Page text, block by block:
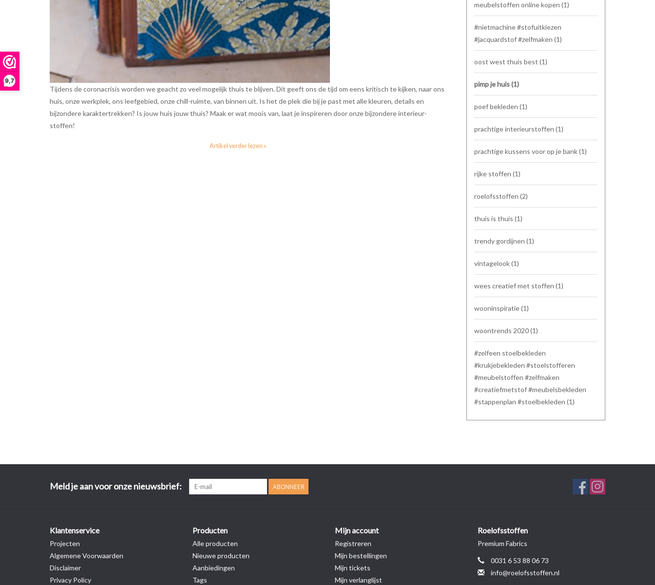
9,7
Tijdens de coronacrisis worden we geacht zo veel mogelijk thuis te blijven. Dit geeft ons de tijd om eens kritisch te kijken, naar ons
huis, onze werkplek, ons leefgebied, onze chill-ruimte, van binnen uit. Is het de plek die bij je past met alle kleuren, details en
bijzondere karaktertrekken? Is jouw huis jouw thuis? Maak er wat moois van, laat je inspireren door onze bijzondere interieur-
stoffen!
Artikel verder lezen »
meubelstoffen online kopen (1)
#nietmachine #stofuitkiezen
#jacquardstof #zelfmaken (1)
oost west thuis best (1)
pimp je huis(1)
poef bekleden (1)
prachtige interieurstoffen (1)
prachtige kussens voor op je bank(1)
rijke stoffen (1)
roelofsstoffen (2)
thuis is thuis (1)
trendy gordijnen (1)
vintagelook(1)
wees creatief met stoffen (1)
wooninspiratie(1)
woontrends 2020(1)
#zelfeen stoelbekleden
#krukjebekleden #stoelstofferen
#meubelstoffen #zelfmaken
#creatiefmetstof #meubelsbekleden
#stappenplan #stoelbekleden (1)
Meld je aan voor onze nieuwsbrief: ABONNEER
Klantenservice
Projecten
Algemene Voorwaarden
Disclaimer
Privacy Policy
Producten
Alle producten
Nieuwe producten
Aanbiedingen
Tags
Mijn account
Registreren
Mijn bestellingen
Mijn tickets
Mijn verlanglijst
Roelofsstoffen
Premium Fabrics
0031 6 53 88 06 73
info@roelofsstoffen.nl